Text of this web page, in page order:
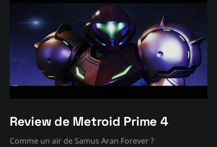
Review de Metroid Prime 4
Comme un air de Samus Aran Forever ?